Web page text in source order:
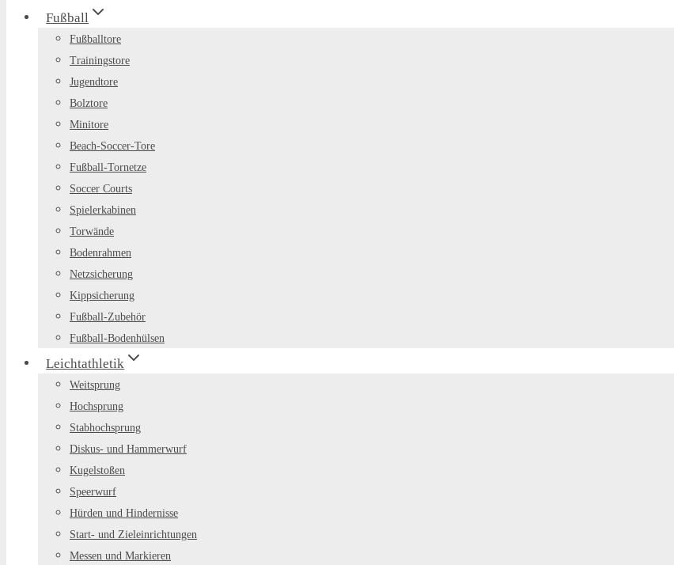
Fußball
Fußballtore
Trainingstore
Jugendtore
Bolztore
Minitore
Beach-Soccer-Tore
Fußball-Tornetze
Soccer Courts
Spielerkabinen
Torwände
Bodenrahmen
Netzsicherung
Kippsicherung
Fußball-Zubehör
Fußball-Bodenhülsen
Leichtathletik
Weitsprung
Hochsprung
Stabhochsprung
Diskus- und Hammerwurf
Kugelstoßen
Speerwurf
Hürden und Hindernisse
Start- und Zieleinrichtungen
Messen und Markieren